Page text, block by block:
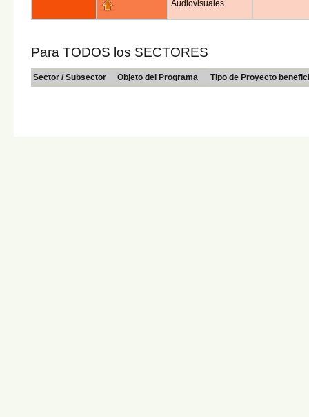
Audiovisuales
Para TODOS los SECTORES
Sector / Subsector Objeto del Programa Tipo de Proyecto